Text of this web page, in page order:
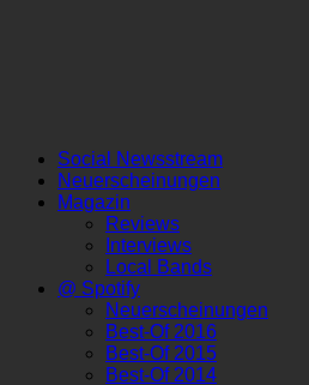
Social Newsstream
Neuerscheinungen
Magazin
Reviews
Interviews
Local Bands
@ Spotify
Neuerscheinungen
Best-Of 2016
Best-Of 2015
Best-Of 2014